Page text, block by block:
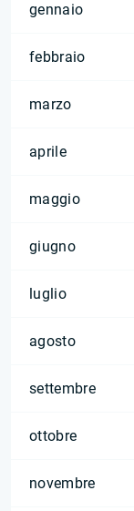
gennaio
febbraio
marzo
aprile
maggio
giugno
luglio
agosto
settembre
ottobre
novembre